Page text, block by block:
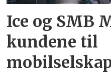
Ice og SMB
kundene til